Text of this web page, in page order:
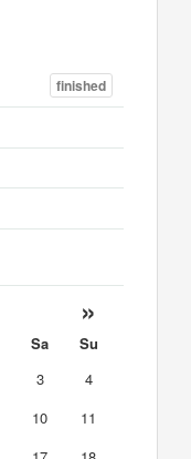
finished
»
Sa
Su
3
4
10
11